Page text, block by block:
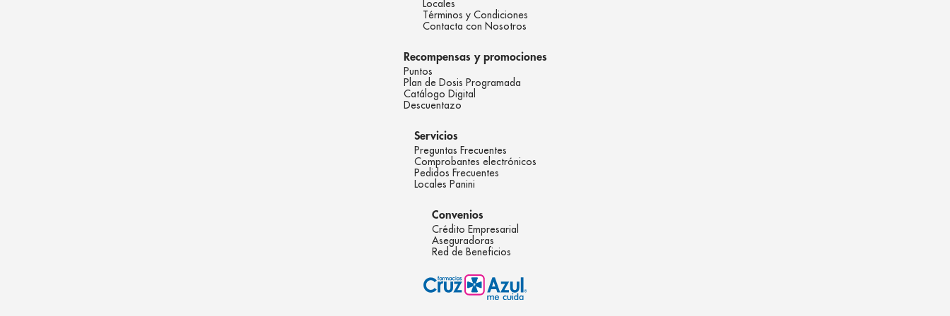
Locales
Términos y Condiciones
Contacta con Nosotros
Recompensas y promociones
Puntos
Plan de Dosis Programada
Catálogo Digital
Descuentazo
Servicios
Preguntas Frecuentes
Comprobantes electrónicos
Pedidos Frecuentes
Locales Panini
Convenios
Crédito Empresarial
Aseguradoras
Red de Beneficios